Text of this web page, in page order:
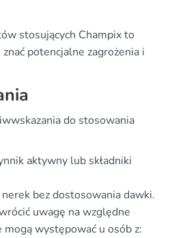
stosujących Champix to
potencjalne zagrożenia i
do stosowania
aktywny lub składniki
bez dostosowania dawki.
uwagę na względne
występować u osób z: